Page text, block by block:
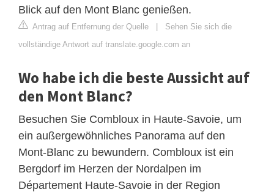
Blick auf den Mont Blanc genießen.
Antrag auf Entfernung der Quelle | Sehen Sie sich die
vollständige Antwort auf translate.google.com an
Wo habe ich die beste Aussicht auf
den Mont Blanc?
Besuchen Sie Combloux in Haute-Savoie, um
ein außergewöhnliches Panorama auf den
Mont-Blanc zu bewundern. Combloux ist ein
Bergdorf im Herzen der Nordalpen im
Département Haute-Savoie in der Region